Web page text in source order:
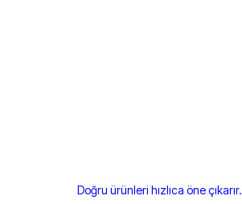
Doğru ürünleri hızlıca öne çıkarır.